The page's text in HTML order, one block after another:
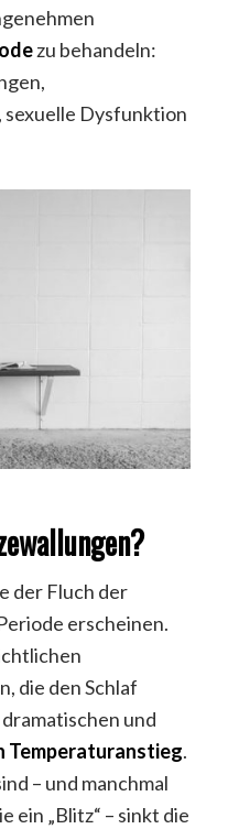
zu behandeln:
sexuelle Dysfunktion
der Fluch der
erscheinen.
die den Schlaf
und
Temperaturanstieg.
– und manchmal
ein „Blitz“ – sinkt die